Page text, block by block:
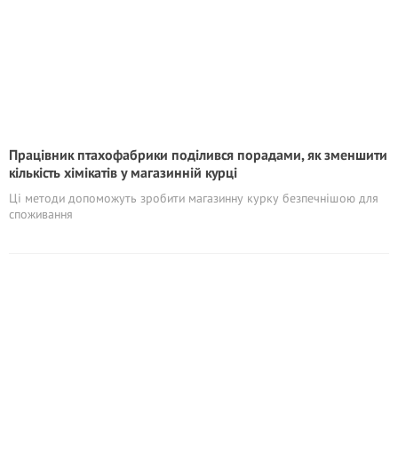
Працівник птахофабрики поділився порадами, як зменшити
кількість хімікатів у магазинній курці
Ці методи допоможуть зробити магазинну курку безпечнішою для
споживання